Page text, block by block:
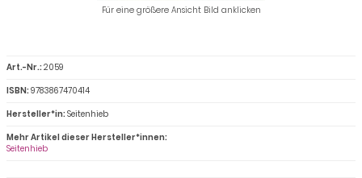
Für eine größere Ansicht Bild anklicken
Art.-Nr.:2059
ISBN:9783867470414
Hersteller*in:Seitenhieb
Mehr Artikel dieser Hersteller*innen:
Seitenhieb